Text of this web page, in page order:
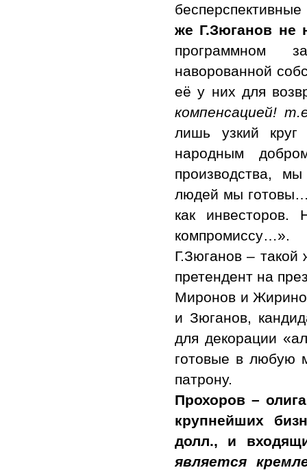
же Г.Зюганов не
программном
наворованной
её у них для
компенсацией!
лишь узкий
народным
производства,
людей мы готовы…
как инвесторов.
компромиссу…».
Г.Зюганов – такой
претендент на
Миронов и
и Зюганов,
для декорации
готовые в любую
патрону.
Прохоров –
крупнейших
долл., и
является